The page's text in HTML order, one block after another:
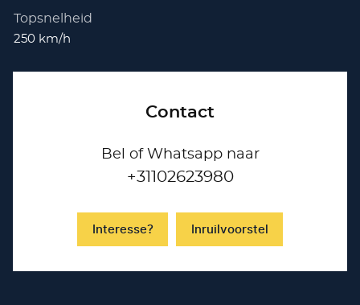
Topsnelheid
250 km/h
Contact
Bel of Whatsapp naar
+31102623980
Interesse? Inruilvoorstel